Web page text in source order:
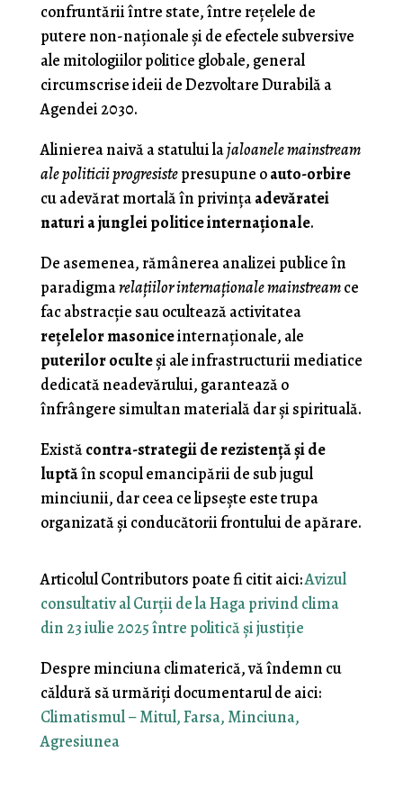
confruntării între state, între reţelele de
putere non-naţionale şi de efectele subversive
ale mitologiilor politice globale, general
circumscrise ideii de Dezvoltare Durabilă a
Agendei 2030.
Alinierea naivă a statului lajaloanele mainstream
ale politicii progresistepresupune oauto-orbire
cu adevărat mortală în privinţaadevăratei
naturi a junglei politice internaţionale.
De asemenea, rămânerea analizei publice în
paradigmarelaţiilor internaţionale mainstreamce
fac abstracţie sau ocultează activitatea
reţelelor masoniceinternaţionale, ale
puterilor oculteşi ale infrastructurii mediatice
dedicată neadevărului, garantează o
înfrângere simultan materială dar şi spirituală.
Existăcontra-strategii de rezistenţă şi de
luptăîn scopul emancipării de sub jugul
minciunii, dar ceea ce lipseşte este trupa
organizată şi conducătorii frontului de apărare.
Articolul Contributors poate fi citit aici:Avizul
consultativ al Curții de la Haga privind clima
din 23 iulie 2025 între politică și justiție
Despre minciuna climaterică, vă îndemn cu
căldură să urmăriţi documentarul de aici:
Climatismul – Mitul, Farsa, Minciuna,
Agresiunea